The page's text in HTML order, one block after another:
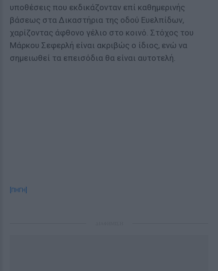
υποθέσεις που εκδικάζονταν επί καθημερινής
βάσεως στα Δικαστήρια της οδού Ευελπίδων,
χαρίζοντας άφθονο γέλιο στο κοινό. Στόχος του
Μάρκου Σεφερλή είναι ακριβώς ο ίδιος, ενώ να
σημειωθεί τα επεισόδια θα είναι αυτοτελή.
[ΠΗΓΗ]